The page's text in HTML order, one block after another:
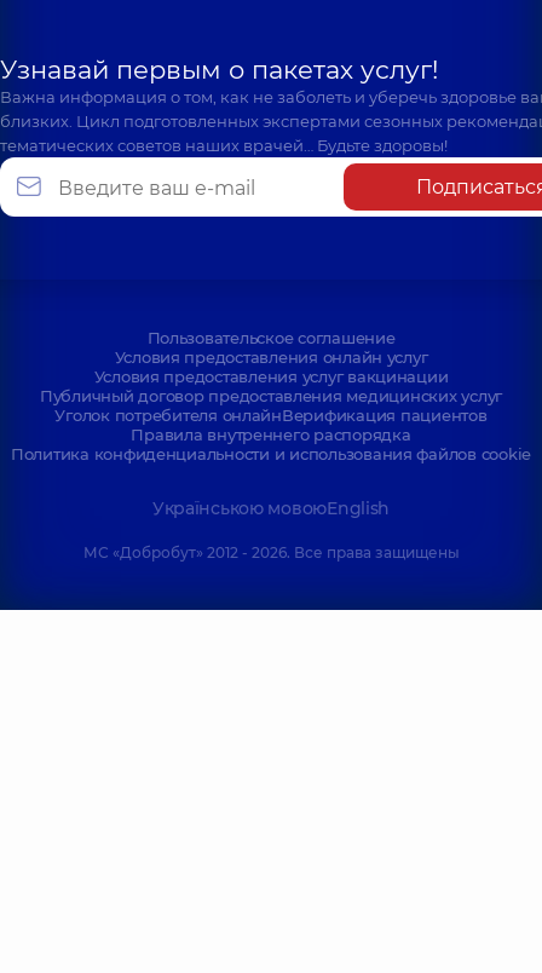
Узнавай первым о пакетах услуг!
Важна информация о том, как не заболеть и уберечь здоровье
близких. Цикл подготовленных экспертами сезонных
тематических советов наших врачей… Будьте здоровы!
Пользовательское соглашение
Условия предоставления онлайн услуг
Условия предоставления услуг вакцинации
Публичный договор предоставления медицинских услуг
Уголок потребителя онлайнВерификация пациентов
Правила внутреннего распорядка
Политика конфиденциальности и использования файлов cookie
Українською мовоюEnglish
МС «Добробут» 2012 - 2026. Все права защищены